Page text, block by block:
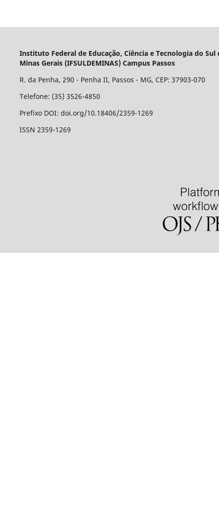
Instituto Federal de Educação, Ciência e Tecnologia do Sul
Minas Gerais (IFSULDEMINAS) Campus Passos
R. da Penha, 290 - Penha II, Passos - MG, CEP: 37903-070
Telefone: (35) 3526-4850
Prefixo DOI: doi.org/10.18406/2359-1269
ISSN 2359-1269